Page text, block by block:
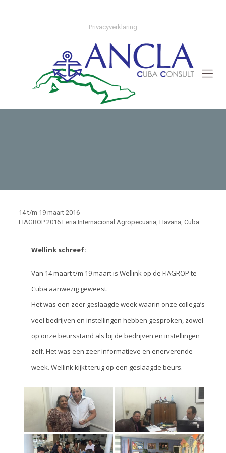
Privacyverklaring
14 t/m 19 maart 2016
FIAGROP 2016 Feria Internacional Agropecuaria, Havana, Cuba
Wellink schreef:
Van 14 maart t/m 19 maart is Wellink op de FIAGROP te
Cuba aanwezig geweest.
Het was een zeer geslaagde week waarin onze collega’s
veel bedrijven en instellingen hebben gesproken, zowel
op onze beursstand als bij de bedrijven en instellingen
zelf. Het was een zeer informatieve en enerverende
week. Wellink kijkt terug op een geslaagde beurs.